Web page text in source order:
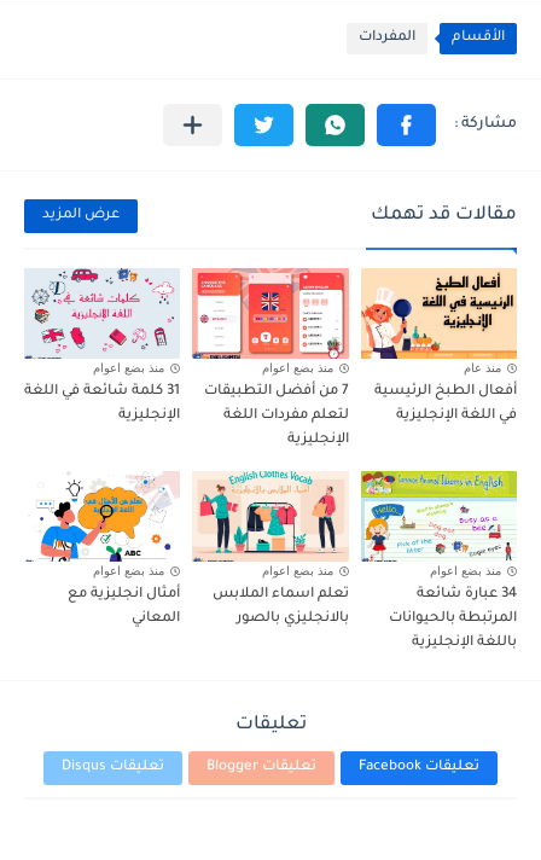
الأقسام المفردات
مقالات قد تهمك عرض المزيد
منذ عام
أفعال الطبخ الرئيسية
في اللغة الإنجليزية
منذ بضع اعوام
7 من أفضل التطبيقات
لتعلم مفردات اللغة
الإنجليزية
منذ بضع اعوام
31 كلمة شائعة في اللغة
الإنجليزية
منذ بضع اعوام
34 عبارة شائعة
المرتبطة بالحيوانات
باللغة الإنجليزية
منذ بضع اعوام
تعلم اسماء الملابس
بالانجليزي بالصور
منذ بضع اعوام
أمثال انجليزية مع
المعاني
تعليقات
تعليقات Facebook تعليقات Blogger تعليقات Disqus